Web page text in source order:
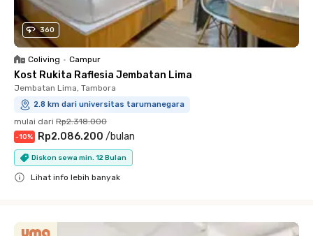
360
Coliving • Campur
Kost Rukita Raflesia Jembatan Lima
Jembatan Lima, Tambora
2.8 km dari universitas tarumanegara
mulai dari Rp2.318.000
-10% Rp2.086.200 /bulan
Diskon sewa min. 12 Bulan
Lihat info lebih banyak